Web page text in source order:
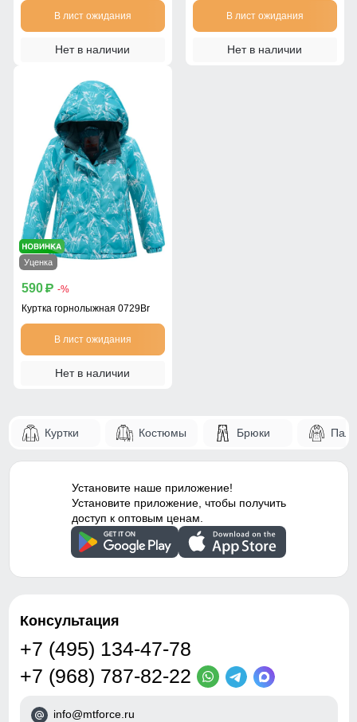
В лист ожидания
Нет в наличии
В лист ожидания
Нет в наличии
Уценка
590 p -%
Куртка горнолыжная 0729Br
В лист ожидания
Нет в наличии
Куртки Костюмы Брюки
Установите наше приложение!
Установите приложение, чтобы получить
доступ к оптовым ценам.
Консультация
+7 (495) 134-47-78
+7 (968) 787-82-22
info@mtforce.ru